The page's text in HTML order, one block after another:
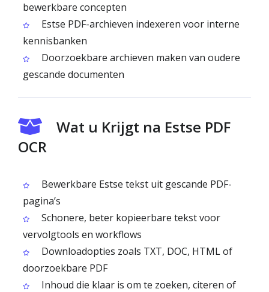
bewerkbare concepten
Estse PDF-archieven indexeren voor interne
kennisbanken
Doorzoekbare archieven maken van oudere
gescande documenten
Wat u Krijgt na Estse PDF
OCR
Bewerkbare Estse tekst uit gescande PDF-
pagina’s
Schonere, beter kopieerbare tekst voor
vervolgtools en workflows
Downloadopties zoals TXT, DOC, HTML of
doorzoekbare PDF
Inhoud die klaar is om te zoeken, citeren of